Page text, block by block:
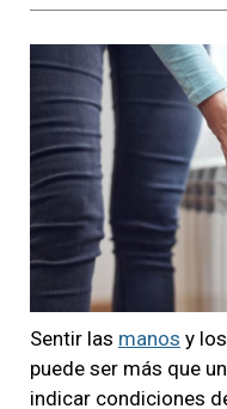
Sentir las manos y
puede ser más que
indicar condiciones